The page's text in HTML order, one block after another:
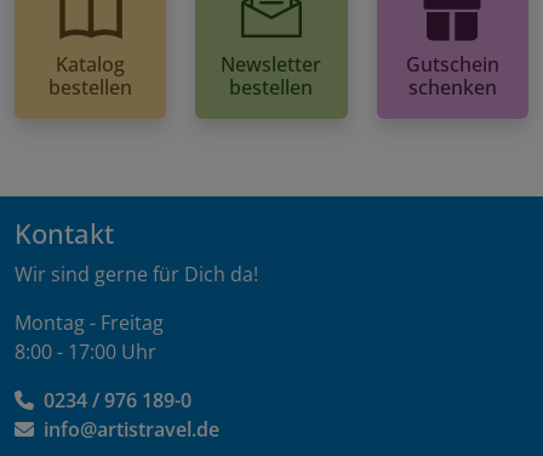
Katalog
bestellen
Newsletter
bestellen
Gutschein
schenken
Kontakt
Wir sind gerne für Dich da!
Montag - Freitag
8:00 - 17:00 Uhr
0234 / 976 189-0
info@artistravel.de